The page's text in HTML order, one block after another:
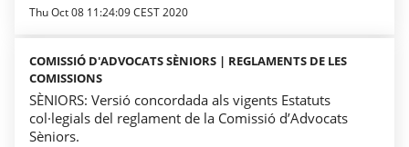
Thu Oct 08 11:24:09 CEST 2020
COMISSIÓ D'ADVOCATS SÈNIORS | REGLAMENTS DE LES
COMISSIONS
SÈNIORS: Versió concordada als vigents Estatuts
col·legials del reglament de la Comissió d’Advocats
Sèniors.